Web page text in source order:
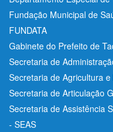
Fundação Municipal de
FUNDATA
Gabinete do Prefeito de
Secretaria de
Secretaria de Agricultura
Secretaria de Articulação
Secretaria de Assistência
- SEAS